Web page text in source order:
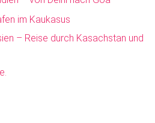
im Kaukasus
– Reise durch Kasachstan und